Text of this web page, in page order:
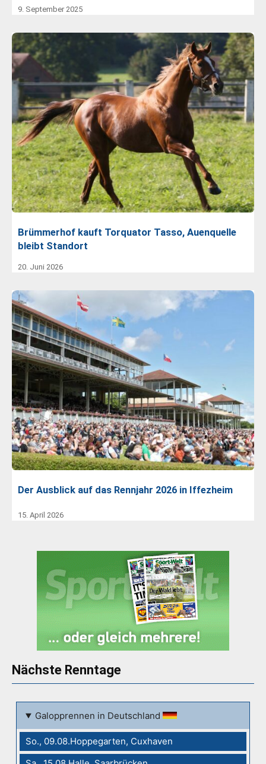
9. September 2025
Brümmerhof kauft Torquator Tasso, Auenquelle
bleibt Standort
20. Juni 2026
Der Ausblick auf das Rennjahr 2026 in Iffezheim
15. April 2026
Nächste Renntage
Galopprennen in Deutschland
So., 09.08.Hoppegarten, Cuxhaven